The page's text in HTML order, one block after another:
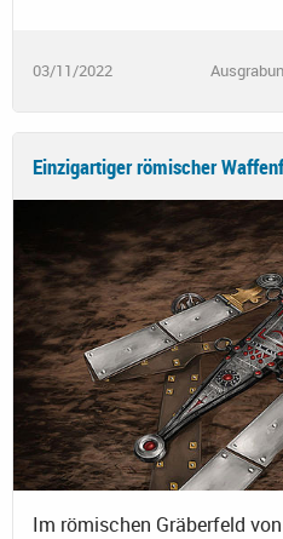
03/11/2022
Einzigartiger römischer
Im römischen Gräberfeld